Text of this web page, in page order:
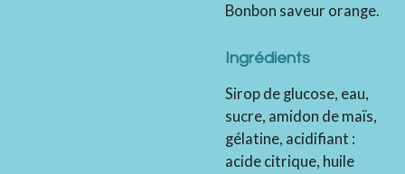
Bonbon saveur orange.
Ingrédients
Sirop de glucose, eau,
sucre, amidon de maïs,
gélatine, acidifiant :
acide citrique, huile